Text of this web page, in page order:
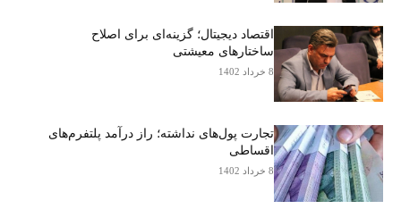
اقتصاد دیجیتال؛ گزینه‌ای برای اصلاح
ساختارهای معیشتی
8 خرداد 1402
تجارت پول‌های نداشته؛ راز درآمد پلتفرم‌های
اقساطی
8 خرداد 1402